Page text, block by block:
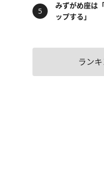
みずがめ座は
ップする」
ラン